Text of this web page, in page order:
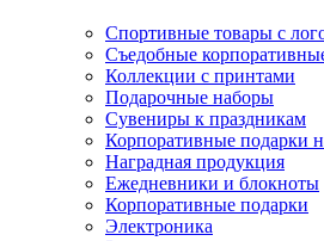
Спортивные товары с
Съедобные
Коллекции с принтами
Подарочные наборы
Сувениры к праздникам
Корпоративные подарки
Наградная продукция
Ежедневники и блокноты
Корпоративные подарки
Электроника